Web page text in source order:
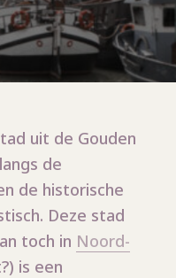
uit de Gouden
de
de historische
Deze stad
toch in Noord-
is een